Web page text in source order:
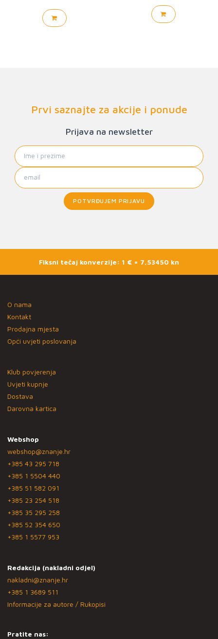
Prvi saznajte za akcije i ponude
Prijava na newsletter
POTVRĐUJEM PRIJAVU
Fiksni tečaj konverzije: 1 € = 7,53450 kn
O nama
Kontakt
Prodajna mjesta
Opći uvjeti poslovanja
Klub povjerenja
Uvjeti kupnje
Dostava
Darovna kartica
Webshop
webshop@znanje.hr
+385 43 295 718
+385 1 5504 440
+385 51 582 091
+385 23 254 518
+385 35 295 258
+385 52 354 650
+385 1 5577 953
Redakcija (nakladni odjel)
nakladni@znanje.hr
+385 1 3689 511
Informacije za autore / Rukopisi
Pratite nas: